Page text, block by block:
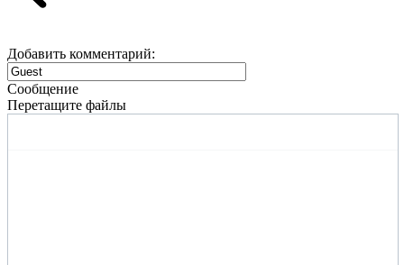
Добавить комментарий:
Сообщение
Перетащите файлы